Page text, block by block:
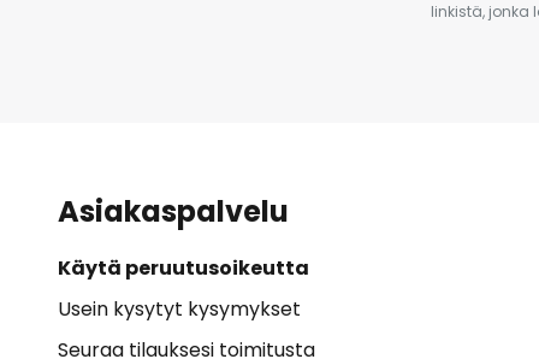
linkistä, jonka
Asiakaspalvelu
Käytä peruutusoikeutta
Usein kysytyt kysymykset
Seuraa tilauksesi toimitusta